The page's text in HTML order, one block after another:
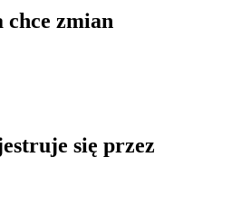
zmian
się przez